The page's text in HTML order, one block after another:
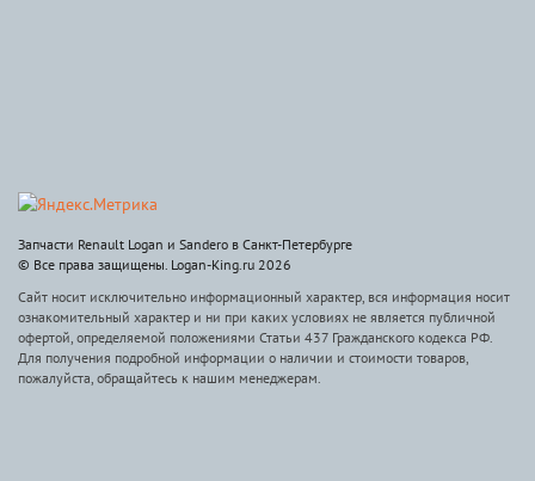
Запчасти Renault Logan и Sandero в Санкт-Петербурге
© Все права защищены. Logan-King.ru 2026
Сайт носит исключительно информационный характер, вся информация носит
ознакомительный характер и ни при каких условиях не является публичной
офертой, определяемой положениями Статьи 437 Гражданского кодекса РФ.
Для получения подробной информации о наличии и стоимости товаров,
пожалуйста, обращайтесь к нашим менеджерам.